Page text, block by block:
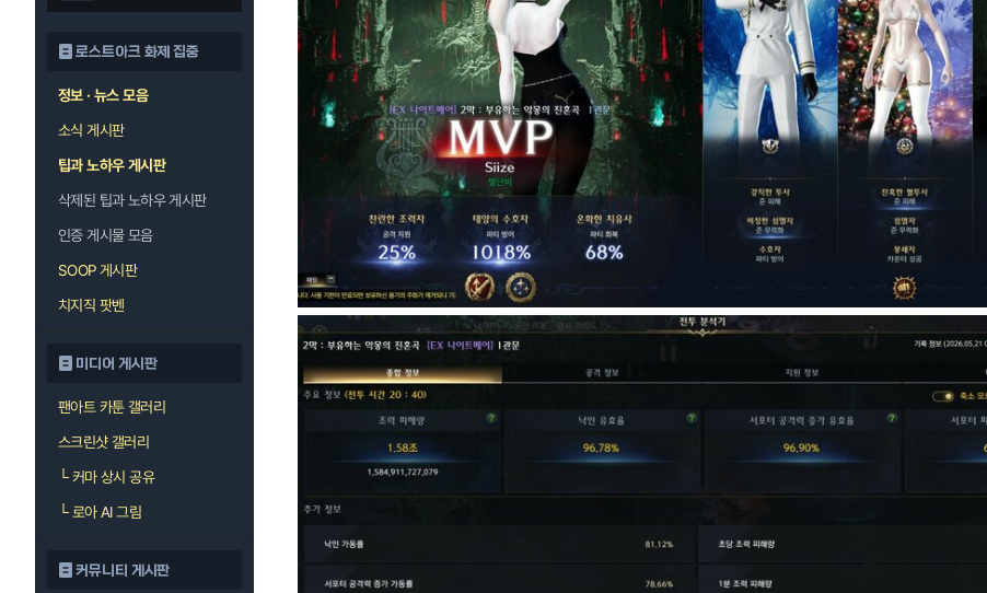
로스트아크 화제 집중
정보 · 뉴스 모음
소식 게시판
팁과 노하우 게시판
삭제된 팁과 노하우 게시판
인증 게시물 모음
SOOP 게시판
치지직 팟벤
미디어 게시판
팬아트 카툰 갤러리
스크린샷 갤러리
└커마 상시 공유
└로아 AI 그림
커뮤니티 게시판